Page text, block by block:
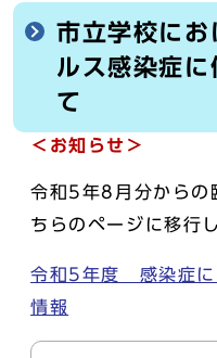
市立学校にお
ルス感染症に
て
＜お知らせ＞
令和5年8月分からの
ちらのページに移行
令和5年度 感染症に
情報